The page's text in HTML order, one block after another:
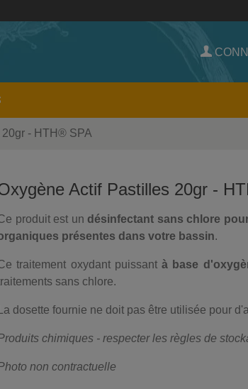
- HTH® SPA
Actif Pastilles 20gr -
produit est un désinfectant sans chlore
présentes dans votre bassin.
traitement oxydant puissantà base
sans chlore.
La dosette fournie ne doit pas être utilisée pour
chimiques - respecter les règles de
non contractuelle